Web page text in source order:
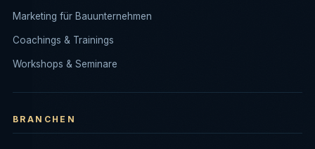
Marketing für Bauunternehmen
Coachings & Trainings
Workshops & Seminare
BRANCHEN